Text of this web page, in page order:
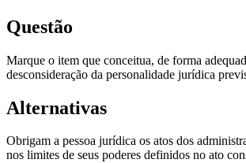
Questão
Marque o item que conceitua, de forma
desconsideração da personalidade jurídica
Alternativas
Obrigam a pessoa jurídica os atos dos
nos limites de seus poderes definidos no ato